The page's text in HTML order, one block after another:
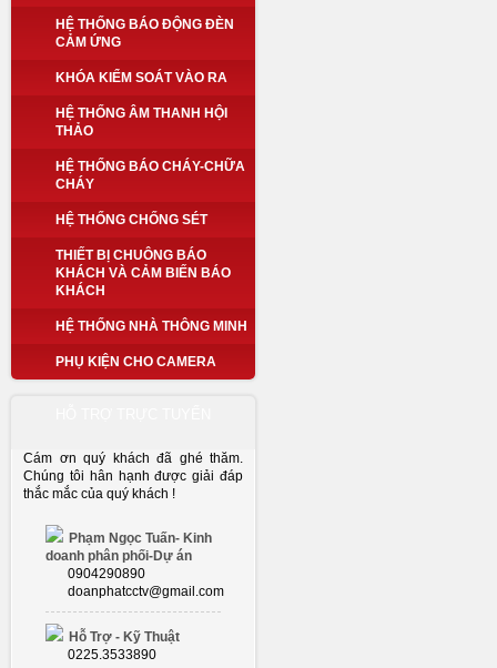
HỆ THỐNG BÁO ĐỘNG ĐÈN
CẢM ỨNG
KHÓA KIỂM SOÁT VÀO RA
HỆ THỐNG ÂM THANH HỘI
THẢO
HỆ THỐNG BÁO CHÁY-CHỮA
CHÁY
HỆ THỐNG CHỐNG SÉT
THIẾT BỊ CHUÔNG BÁO
KHÁCH VÀ CẢM BIẾN BÁO
KHÁCH
HỆ THỐNG NHÀ THÔNG MINH
PHỤ KIỆN CHO CAMERA
Cám ơn quý khách đã ghé thăm.
Chúng tôi hân hạnh được giải đáp
thắc mắc của quý khách !
Phạm Ngọc Tuấn- Kinh
doanh phân phối-Dự án
0904290890
doanphatcctv@gmail.com
Hỗ Trợ - Kỹ Thuật
0225.3533890